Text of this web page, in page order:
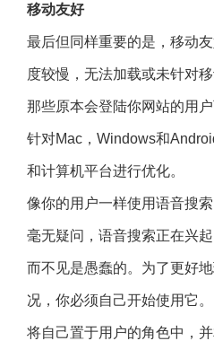
移动友好
最后但同样重要的是，移动
度较慢，无法加载或未针对
那些原本会登陆你网站的用
针对Mac，Windows和
和计算机平台进行优化。
像你的用户一样使用语音搜索
毫无疑问，语音搜索正在兴
而不见是愚蠢的。为了更好
况，你必须自己开始使用它。
将自己置于用户的角色中，